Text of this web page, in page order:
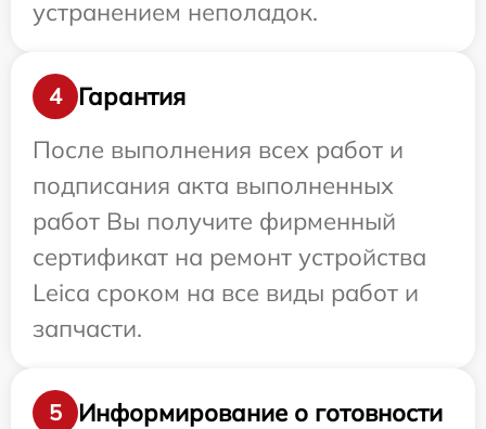
устранением неполадок.
4
Гарантия
После выполнения всех работ и
подписания акта выполненных
работ Вы получите фирменный
сертификат на ремонт устройства
Leica сроком на все виды работ и
запчасти.
5
Информирование о готовности